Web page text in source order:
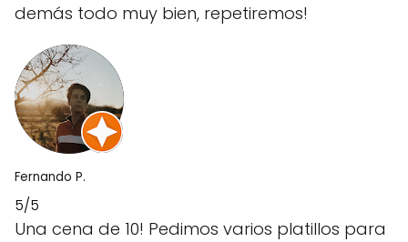
demás todo muy bien, repetiremos!
Fernando P.
5/5
Una cena de 10! Pedimos varios platillos para